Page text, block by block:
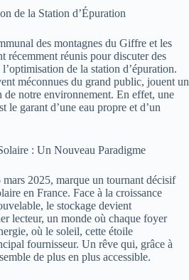
de la Station d’Épuration
des montagnes du Giffre et les
récemment réunis pour discuter des
l’optimisation de la station d’épuration.
méconnues du grand public, jouent un
notre environnement. En effet, une
le garant d’une eau propre et d’un
: Un Nouveau Paradigme
2025, marque un tournant décisif
en France. Face à la croissance
le stockage devient
lecteur, un monde où chaque foyer
où le soleil, cette étoile
fournisseur. Un rêve qui, grâce à
de plus en plus accessible.